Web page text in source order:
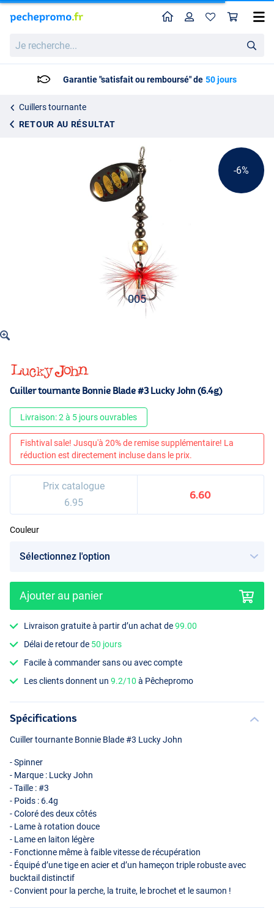
recherche...
HomeProfil
Garantie "satisfait ou remboursé" de 50 jours
Cuillers tournante
RETOUR AU RÉSULTAT
Cuiller tournante Bonnie Blade #3 Lucky John (6.4g)
005
005
-6%
Cuiller tournante Bonnie Blade #3 Lucky John (6.4g)
Livraison: 2 à 5 jours ouvrables
Fishtival sale! Jusqu'à 20% de remise supplémentaire! La
réduction est directement incluse dans le prix.
Prix catalogue
6.95
6.60
Couleur
Ajouter au panier
Livraison gratuite à partir d’un achat de99.00
Délai de retour de 50 jours
Facile à commander sans ou avec compte
Les clients donnent un9.2/10 à Pêchepromo
Spécifications
Cuiller tournante Bonnie Blade #3 Lucky John
- Spinner
- Marque : Lucky John
- Taille : #3
- Poids : 6.4g
- Coloré des deux côtés
- Lame à rotation douce
- Lame en laiton légère
- Fonctionne même à faible vitesse de récupération
- Équipé d’une tige en acier et d’un hameçon triple robuste avec
bucktail distinctif
- Convient pour la perche, la truite, le brochet et le saumon !